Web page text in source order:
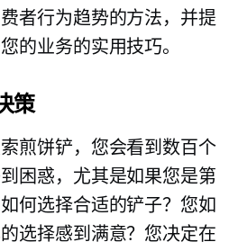
者行为趋势的方法，并提
的业务的实用技巧。
策
煎饼铲，您会看到数百个
困惑，尤其是如果您是第
何选择合适的铲子？您如
选择感到满意？您决定在